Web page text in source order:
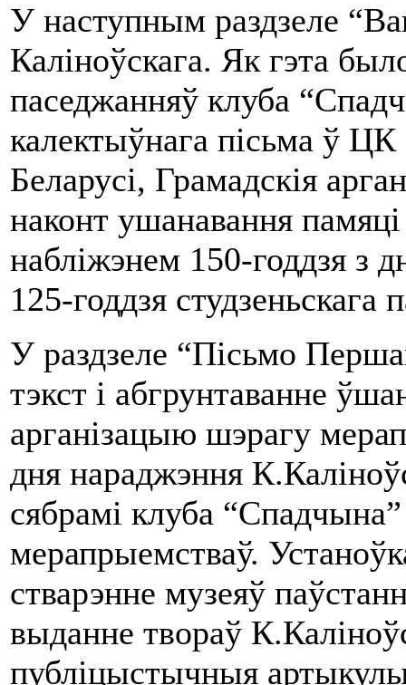
У наступным раздзеле
Каліноўскага. Як гэта
паседжанняў клуба
калектыўнага пісьма ў
Беларусі, Грамадскія
наконт ушанавання памяці
набліжэнем 150-годдзя з
125-годдзя студзеньскага
У раздзеле “Пісьмо
тэкст і абгрунтаванне
арганізацыю шэрагу
дня нараджэння
сябрамі клуба
мерапрыемстваў.
стварэнне музеяў
выданне твораў
публіцыстычныя